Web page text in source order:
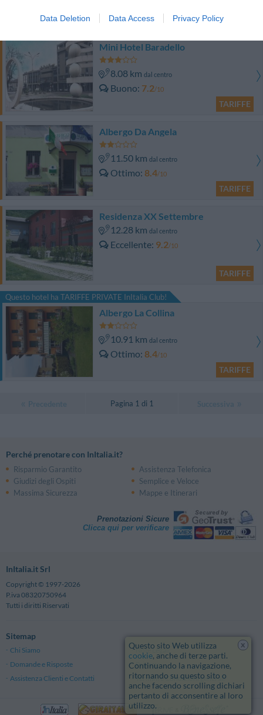
Data Deletion Data Access Privacy PolicyTARIFFE
Mini Hotel Baradello
8.08 km dal centro
Buono 7.2/10
TARIFFE
Albergo Da Angela
11.50 km dal centro
Ottimo 8.4/10
TARIFFE
Residenza XX Settembre
12.28 km dal centro
Eccellente 9.2/10
TARIFFE
Questo hotel ha TARIFFE PRIVATE InItalia Club!
Albergo La Collina
10.91 km dal centro
Ottimo 8.4/10
TARIFFE
Pagina 1 di 1
Perché prenotare con InItalia.it?
Risparmio Garantito
Assistenza Telefonica
Giudizi degli Ospiti
Semplice e Veloce
Massima Sicurezza
Mappe e Itinerari
Prenotazioni Sicure
Clicca qui per verificare
InItalia.it Srl
Copyright © 1997-2026
P.iva 08320750964
Tutti i diritti Riservati
Sitemap
Chi Siamo
Note Legali
Domande e Risposte
Privacy
Assistenza Clienti e Contatti
Termini e Condizioni generali
x
Questo sito Web utilizza
cookie, anche di terze parti.
Continuando la navigazione,
ritornando su questo sito o
anche facendo scrolling dichiari
pertanto di acconsentire al loro
utilizzo.